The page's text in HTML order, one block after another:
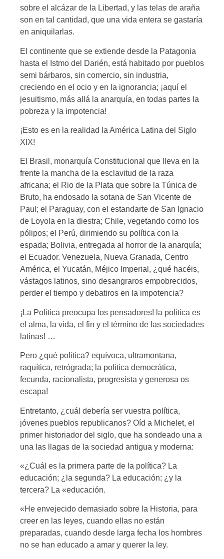
sobre el alcázar de la Libertad, y las telas de araña
son en tal cantidad, que una vida entera se gastaría
en aniquilarlas.
El continente que se extiende desde la Patagonia
hasta el Istmo del Darién, está habitado por pueblos
semi bárbaros, sin comercio, sin industria,
creciendo en el ocio y en la ignorancia; ¡aquí el
jesuitismo, más allá la anarquía, en todas partes la
pobreza y la impotencia!
¡Esto es en la realidad la América Latina del Siglo
XIX!
El Brasil, monarquía Constitucional que lleva en la
frente la mancha de la esclavitud de la raza
africana; el Rio de la Plata que sobre la Túnica de
Bruto, ha endosado la sotana de San Vicente de
Paul; el Paraguay, con el estandarte de San Ignacio
de Loyola en la diestra; Chile, vegetando como los
pólipos; el Perú, dirimiendo su política con la
espada; Bolivia, entregada al horror de la anarquía;
el Ecuador. Venezuela, Nueva Granada, Centro
América, el Yucatán, Méjico Imperial, ¿qué hacéis,
vástagos latinos, sino desangraros empobrecidos,
perder el tiempo y debatiros en la impotencia?
¡La Política preocupa los pensadores! la política es
el alma, la vida, el fin y el término de las sociedades
latinas! …
Pero ¿qué política? equívoca, ultramontana,
raquítica, retrógrada; la política democrática,
fecunda, racionalista, progresista y generosa os
escapa!
Entretanto, ¿cuál debería ser vuestra política,
jóvenes pueblos republicanos? Oíd a Michelet, el
primer historiador del siglo, que ha sondeado una a
una las llagas de la sociedad antigua y moderna:
«¿Cuál es la primera parte de la política? La
educación; ¿la segunda? La educación; ¿y la
tercera? La «educación.
«He envejecido demasiado sobre la Historia, para
creer en las leyes, cuando ellas no están
preparadas, cuando desde larga fecha los hombres
no se han educado a amar y querer la ley.